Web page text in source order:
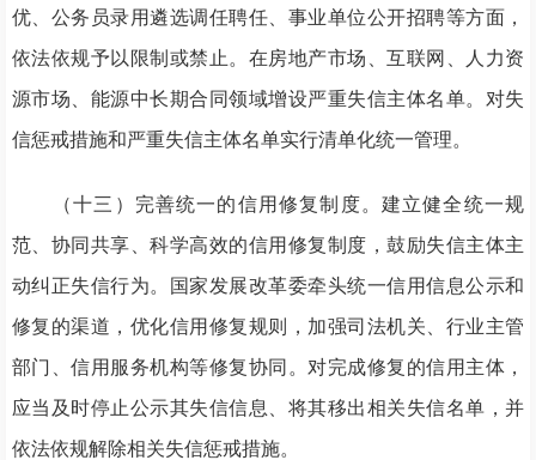
优、公务员录用遴选调任聘任、事业单位公开招聘等方面，
依法依规予以限制或禁止。在房地产市场、互联网、人力资
源市场、能源中长期合同领域增设严重失信主体名单。对失
信惩戒措施和严重失信主体名单实行清单化统一管理。
（十三）完善统一的信用修复制度。建立健全统一规
范、协同共享、科学高效的信用修复制度，鼓励失信主体主
动纠正失信行为。国家发展改革委牵头统一信用信息公示和
修复的渠道，优化信用修复规则，加强司法机关、行业主管
部门、信用服务机构等修复协同。对完成修复的信用主体，
应当及时停止公示其失信信息、将其移出相关失信名单，并
依法依规解除相关失信惩戒措施。